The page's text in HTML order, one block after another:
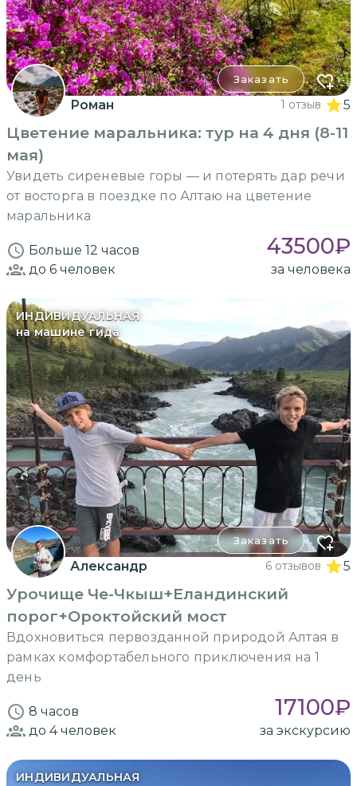
Заказать
Роман 1 отзыв 5
Цветение маральника: тур на 4 дня (8-11
мая)
Увидеть сиреневые горы — и потерять дар речи
от восторга в поездке по Алтаю на цветение
маральника
Больше 12 часов 43500₽
до 6 человек за человека
ИНДИВИДУАЛЬНАЯ
на машине гида
Заказать
Александр 6 отзывов 5
Урочище Че-Чкыш+Еландинский
порог+Ороктойский мост
Вдохновиться первозданной природой Алтая в
рамках комфортабельного приключения на 1
день
8 часов 17100₽
до 4человек за экскурсию
ИНДИВИДУАЛЬНАЯ